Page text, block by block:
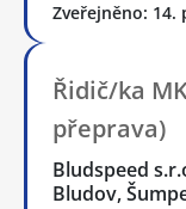
Zveřejněno: 14.
Řidič/ka
přeprava)
Bludspeed
Bludov,